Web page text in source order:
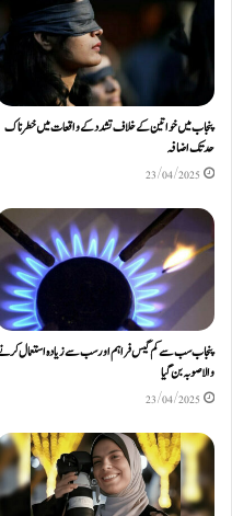
پنجاب میں خواتین کے خلاف تشدد کے واقعات میں خطرناک
حد تک اضافہ
23/04/2025
پنجاب سب سے کم گیس فراہم اور سب سے زیادہ استعمال
والا صوبہ بن گیا
23/04/2025